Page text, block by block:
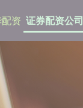
资 证券配资公司